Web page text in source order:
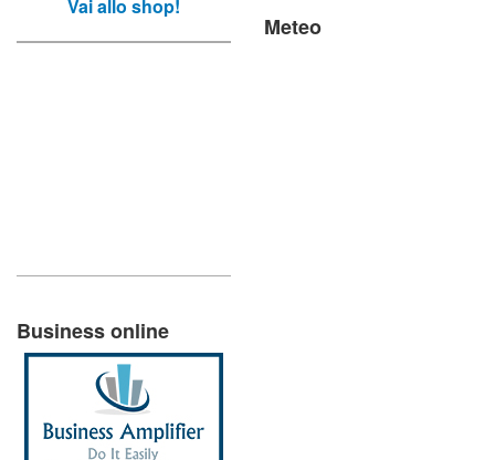
Vai allo shop!
Business online
Meteo